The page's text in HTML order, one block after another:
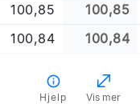
100,85 100,85
100,84 100,84
Hjelp
Vis mer